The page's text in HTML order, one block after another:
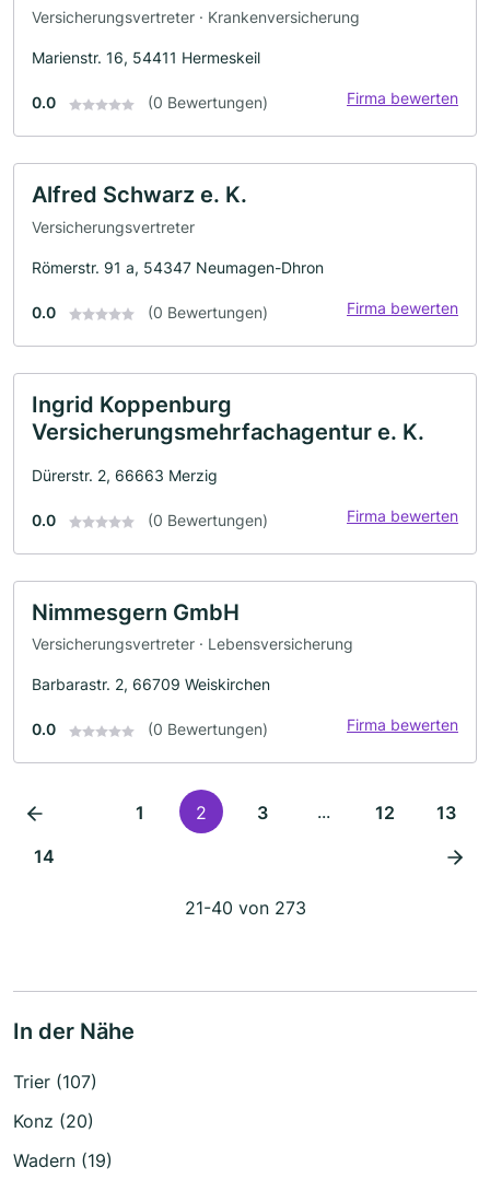
Versicherungsvertreter · Krankenversicherung
Marienstr. 16, 54411 Hermeskeil
0.0 (0 Bewertungen) Firma bewerten
Alfred Schwarz e. K.
Versicherungsvertreter
Römerstr. 91 a, 54347 Neumagen-Dhron
0.0 (0 Bewertungen) Firma bewerten
Ingrid Koppenburg
Versicherungsmehrfachagentur e. K.
Dürerstr. 2, 66663 Merzig
0.0 (0 Bewertungen) Firma bewerten
Nimmesgern GmbH
Versicherungsvertreter · Lebensversicherung
Barbarastr. 2, 66709 Weiskirchen
0.0 (0 Bewertungen) Firma bewerten
1 2 3 ... 12
13
14
21-40 von 273
In der Nähe
Trier (107)
Konz (20)
Wadern (19)